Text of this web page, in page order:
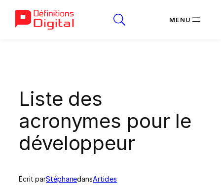
Liste des
acronymes pour le
développeur
Écrit parStéphanedansArticles